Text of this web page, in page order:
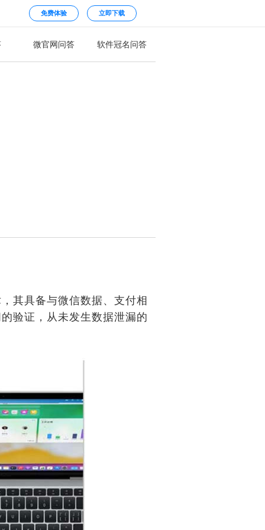
免费体验 立即下载
微官网问答 软件冠名问答
其具备与微信数据、支付相
验证，从未发生数据泄漏的